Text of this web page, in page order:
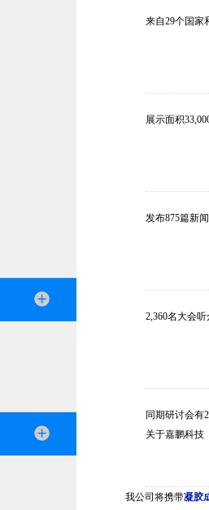
来自29个国家
展示面积
发布875篇新
2,360名大会
同期研讨会有
关于嘉鹏科技
我公司将携带凝胶